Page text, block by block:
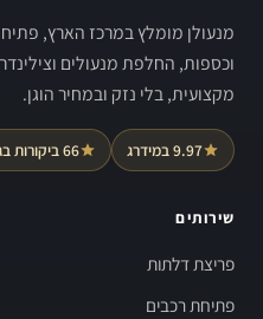
מנעולן מומלץ במרכז הארץ,
וכספות, החלפת מנעולים
מקצועית, בלי נזק ובמחיר הוגן.
9.97 במידרג 66 ביקורות בגוגל
שירותים
פריצת דלתות
פתיחת רכבים